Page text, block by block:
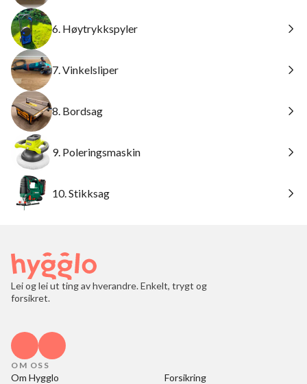
6. Høytrykkspyler
7. Vinkelsliper
8. Bordsag
9. Poleringsmaskin
10. Stikksag
Lei og lei ut ting av hverandre. Enkelt, trygt og
forsikret.
OM OSS
Om Hygglo Forsikring